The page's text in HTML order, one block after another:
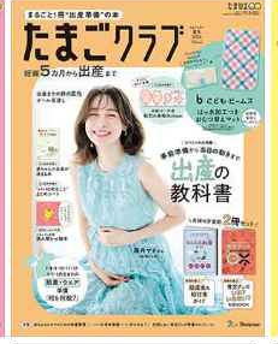
なかった人とも仲良くなれた
けでなく親同士のつながりもで
に良かったと思っています。
するため、上の子がいる人に小
かりました♪
ることが少ないから、役員活動
かったです。
トを終えたので、あとは来年度
の準備がメインとなりました。
私たちめっちゃ頑張ったよね！
うね！」なんて話をもうしてい